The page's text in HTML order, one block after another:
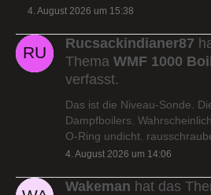
4. August 2026 um 15:38
Rucsackindianer87
Thema WMF 1000
verfasst.
Das ist die Niveau-Sonde.
Dampfboilers.
O-Ring undicht.
4. August 2026 um 14:06
Wakeman hat das